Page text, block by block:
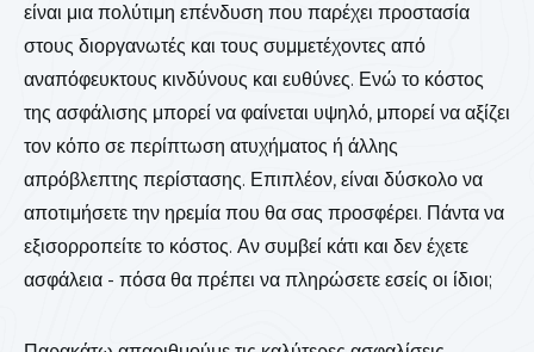
είναι μια πολύτιμη επένδυση που παρέχει προστασία
στους διοργανωτές και τους συμμετέχοντες από
αναπόφευκτους κινδύνους και ευθύνες. Ενώ το κόστος
της ασφάλισης μπορεί να φαίνεται υψηλό, μπορεί να αξίζει
τον κόπο σε περίπτωση ατυχήματος ή άλλης
απρόβλεπτης περίστασης. Επιπλέον, είναι δύσκολο να
αποτιμήσετε την ηρεμία που θα σας προσφέρει. Πάντα να
εξισορροπείτε το κόστος. Αν συμβεί κάτι και δεν έχετε
ασφάλεια - πόσα θα πρέπει να πληρώσετε εσείς οι ίδιοι;